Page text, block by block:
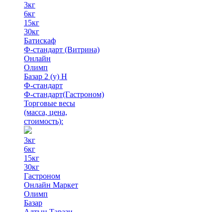
3кг
6кг
15кг
30кг
Батискаф
Ф-стандарт (Витрина)
Онлайн
Олимп
Базар 2 (у) Н
Ф-стандарт
Ф-стандарт(Гастроном)
Торговые весы
(масса, цена,
стоимость):
3кг
6кг
15кг
30кг
Гастроном
Онлайн Маркет
Олимп
Базар